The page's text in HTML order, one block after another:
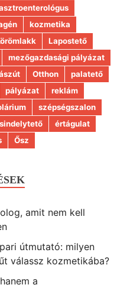
kozmetika
Lapostető
mezőgazdasági pályázat
Otthon
palatető
pályázat
reklám
szépségszalon
értágulat
Ősz
amit nem kell
útmutató: milyen
válassz kozmetikába?
a